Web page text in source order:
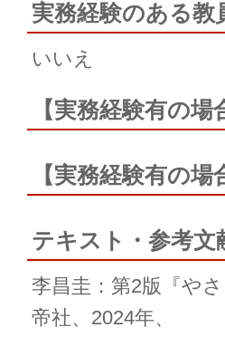
実務経験のある教
いいえ
【実務経験有の
【実務経験有の
テキスト・参考文
李昌圭：第2版『や
帝社、2024年、